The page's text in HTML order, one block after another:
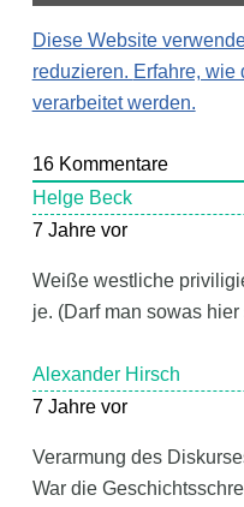
Diese Website
reduzieren. Erfahre, wie
verarbeitet werden.
16Kommentare
Helge Beck
7 Jahre vor
Weiße westliche
je. (Darf man sowas
Alexander Hirsch
7 Jahre vor
Verarmung des
War die